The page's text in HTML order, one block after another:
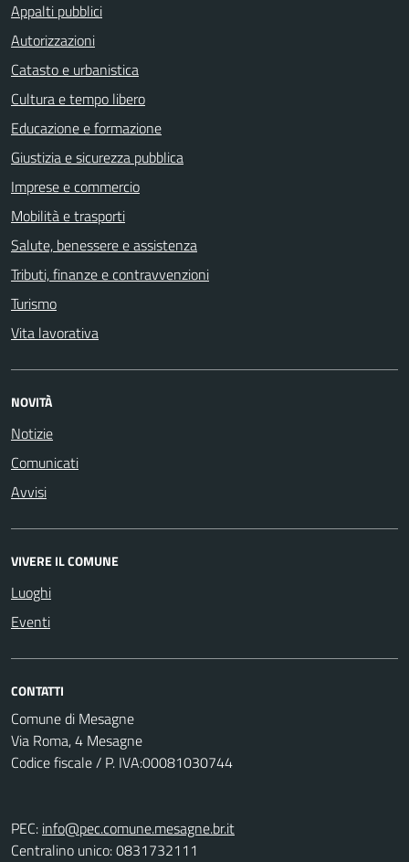
Appalti pubblici
Autorizzazioni
Catasto e urbanistica
Cultura e tempo libero
Educazione e formazione
Giustizia e sicurezza pubblica
Imprese e commercio
Mobilità e trasporti
Salute, benessere e assistenza
Tributi, finanze e contravvenzioni
Turismo
Vita lavorativa
NOVITÀ
Notizie
Comunicati
Avvisi
VIVERE IL COMUNE
Luoghi
Eventi
CONTATTI
Comune di Mesagne
Via Roma, 4 Mesagne
Codice fiscale / P. IVA:00081030744
PEC: info@pec.comune.mesagne.br.it
Centralino unico: 0831732111